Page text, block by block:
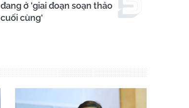
đang ở 'giai đoạn soạn thảo
cuối cùng'